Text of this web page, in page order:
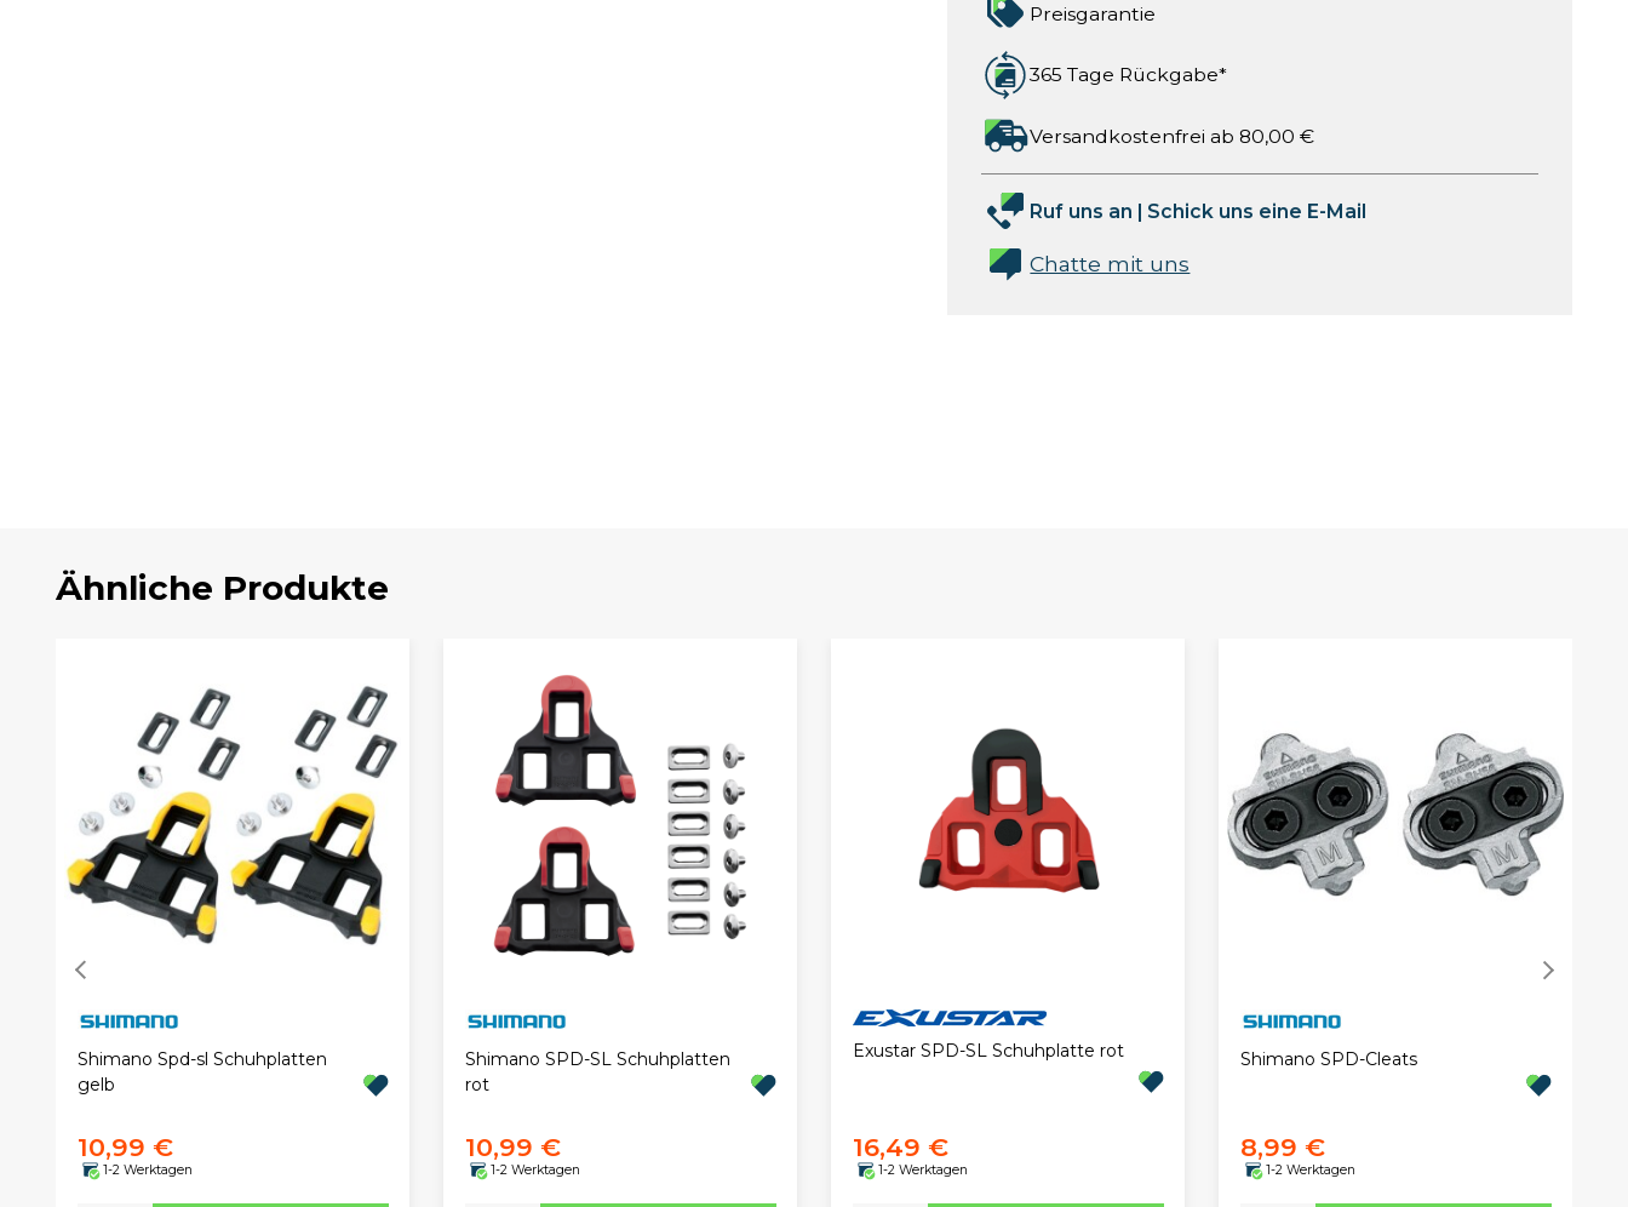
Preisgarantie
365 Tage Rückgabe*
Versandkostenfrei ab 80,00 €
Ruf uns an | Schick uns eine E-Mail
Chatte mit uns
Ähnliche Produkte
Shimano Spd-sl Schuhplatten
gelb
10,99 €
1-2 Werktagen
Shimano SPD-SL Schuhplatten
rot
10,99 €
1-2 Werktagen
Exustar SPD-SL Schuhplatte rot
16,49 €
1-2 Werktagen
Shimano SPD-Cleats
8,99 €
1-2 Werktagen